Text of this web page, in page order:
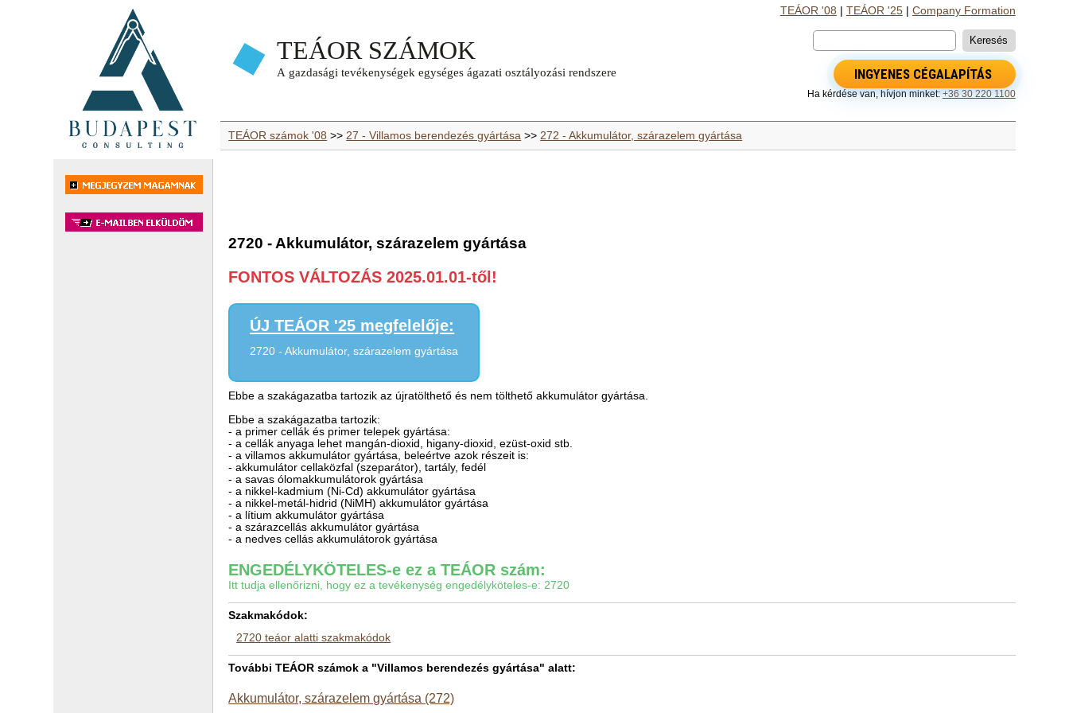
TEÁOR '08 TEÁOR '25| Company Formation
INGYENES CÉGALAPÍTÁS
Ha kérdése van, hívjon minket: +36 30 220 1100
TEÁOR számok '08 >>27 - Villamos berendezés gyártása >>272 - Akkumulátor, szárazelem gyártása
2720 - Akkumulátor, szárazelem gyártása
FONTOS VÁLTOZÁS 2025.01.01-től!
ÚJ TEÁOR '25 megfelelője:
2720 - Akkumulátor, szárazelem gyártása
Ebbe a szakágazatba tartozik az újratölthető és nem tölthető akkumulátor gyártása.
Ebbe a szakágazatba tartozik:
- a primer cellák és primer telepek gyártása:
- a cellák anyaga lehet mangán-dioxid, higany-dioxid, ezüst-oxid stb.
- a villamos akkumulátor gyártása, beleértve azok részeit is:
- akkumulátor cellaközfal (szeparátor), tartály, fedél
- a savas ólomakkumulátorok gyártása
- a nikkel-kadmium (Ni-Cd) akkumulátor gyártása
- a nikkel-metál-hidrid (NiMH) akkumulátor gyártása
- a lítium akkumulátor gyártása
- a szárazcellás akkumulátor gyártása
- a nedves cellás akkumulátorok gyártása
ENGEDÉLYKÖTELES-e ez a TEÁOR szám:
Itt tudja ellenőrizni, hogy ez a tevékenység engedélyköteles-e: 2720
Szakmakódok:
2720 teáor alatti szakmakódok
További TEÁOR számok a "Villamos berendezés gyártása" alatt:
Akkumulátor, szárazelem gyártása (272)